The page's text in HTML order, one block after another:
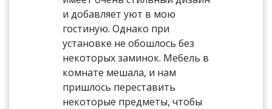
и добавляет уют в мою
гостиную. Однако при
установке не обошлось без
некоторых заминок. Мебель в
комнате мешала, и нам
пришлось переставить
некоторые предметы, чтобы